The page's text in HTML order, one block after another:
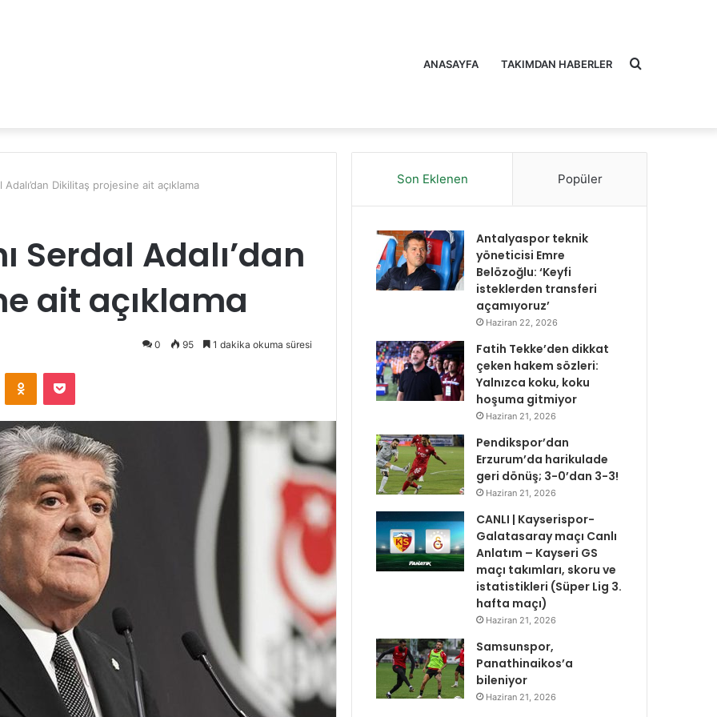
ANASAYFA TAKIMDAN HABERLER Arama
Dikilitaş projesine ait açıklama
Serdal Adalı’dan
ait açıklama
0 95 1 dakika okuma süresi
Odnoklassniki
Pocket
Son Eklenen Popüler
Antalyaspor teknik
yöneticisi Emre
Belözoğlu: ‘Keyfi
isteklerden transferi
açamıyoruz’
Haziran 22, 2026
Fatih Tekke’den dikkat
çeken hakem sözleri:
Yalnızca koku, koku
hoşuma gitmiyor
Haziran 21, 2026
Pendikspor’dan
Erzurum’da harikulade
geri dönüş; 3-0’dan 3-3!
Haziran 21, 2026
CANLI | Kayserispor-
Galatasaray maçı Canlı
Anlatım – Kayseri GS
maçı takımları, skoru ve
istatistikleri (Süper Lig 3.
hafta maçı)
Haziran 21, 2026
Samsunspor,
Panathinaikos’a
bileniyor
Haziran 21, 2026